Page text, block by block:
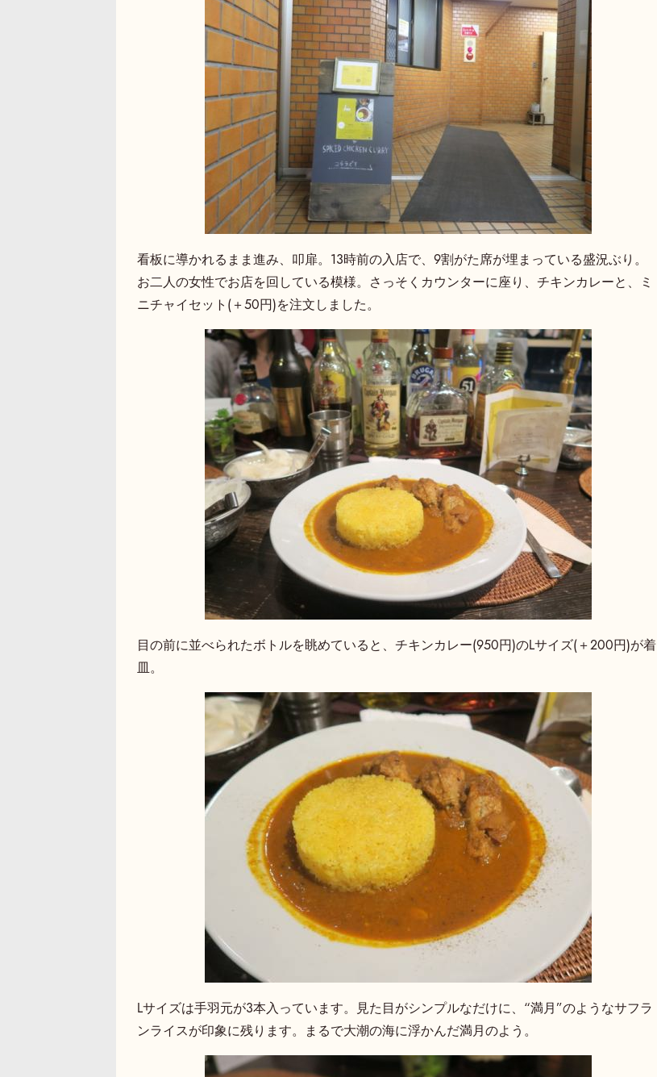
看板に導かれるまま進み、叩扉。13時前の入店で、9割がた席が埋まっている盛況ぶり。
お二人の女性でお店を回している模様。さっそくカウンターに座り、チキンカレーと、ミ
ニチャイセット(＋50円)を注文しました。
目の前に並べられたボトルを眺めていると、チキンカレー(950円)のLサイズ(＋200円)が着
皿。
Lサイズは手羽元が3本入っています。見た目がシンプルなだけに、“満月”のようなサフラ
ンライスが印象に残ります。まるで大潮の海に浮かんだ満月のよう。